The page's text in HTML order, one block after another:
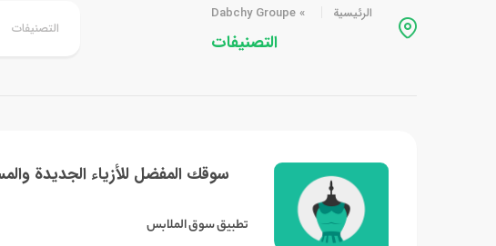
الرئيسية »
Dabchy Groupe
التصنيفات
التصنيفات
سوقك المفضل للأزياء الجديدة
تطبيق سوق الملابس